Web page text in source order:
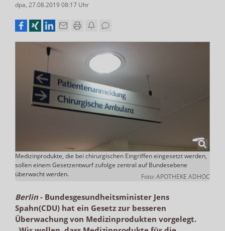
dpa, 27.08.2019 08:17 Uhr
Medizinprodukte, die bei chirurgischen Eingriffen eingesetzt werden,
sollen einem Gesetzentwurf zufolge zentral auf Bundesebene
überwacht werden.
Foto: APOTHEKE ADHOC
Berlin- Bundesgesundheitsminister Jens
Spahn(CDU) hat ein Gesetz zur besseren
Überwachung von Medizinprodukten vorgelegt.